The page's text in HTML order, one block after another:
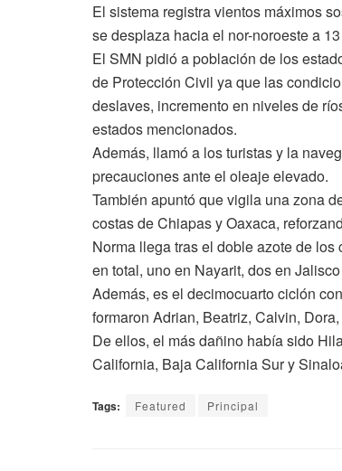
El sistema registra vientos máximos
se desplaza hacia el nor-noroeste a
El SMN pidió a población de los
de Protección Civil ya que las
deslaves, incremento en niveles de
estados mencionados.
Además, llamó a los turistas y la
precauciones ante el oleaje elevado.
También apuntó que vigila una zona
costas de Chiapas y Oaxaca,
Norma llega tras el doble azote de
en total, uno en Nayarit, dos en
Además, es el decimocuarto ciclón
formaron Adrian, Beatriz, Calvin,
De ellos, el más dañino había sido
California, Baja California Sur y
Tags: Featured Principal